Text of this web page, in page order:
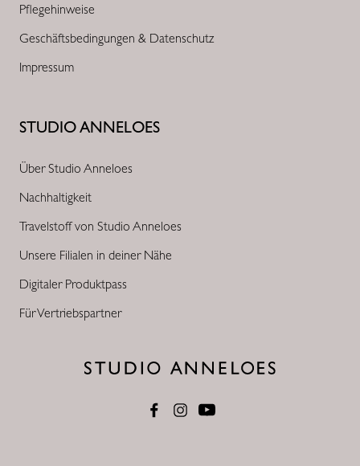
STUDIO ANNELOES
Über Studio Anneloes
Nachhaltigkeit
Travelstoff von Studio Anneloes
Unsere Filialen in deiner Nähe
Digitaler Produktpass
Für Vertriebspartner
Pflegehinweise
Geschäftsbedingungen & Datenschutz
Impressum